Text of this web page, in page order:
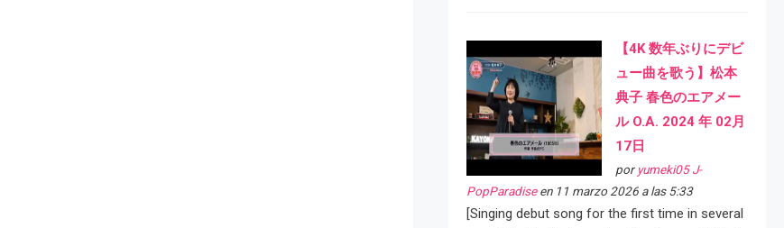
【4K 数年ぶりにデビ
ュー曲を歌う】松本
典子 春色のエアメー
ル O.A. 2024 年 02月
17日
por yumeki05 J-
PopParadiseen 11 marzo 2026 a las 5:33
[Singing debut song for the first time in several